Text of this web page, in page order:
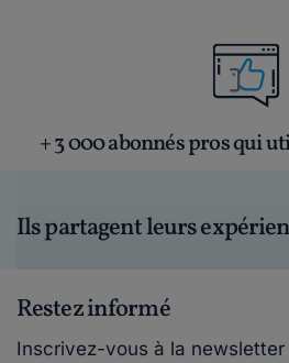
+ 3 000 abonnés pros qui
Ils partagent leurs
Restez informé
Inscrivez-vous à la